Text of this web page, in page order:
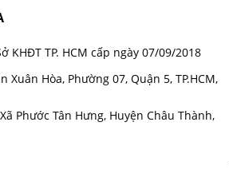
KHĐT TP. HCM cấp ngày 07/09/2018
Xuân Hòa, Phường 07, Quận 5, TP.HCM,
Phước Tân Hưng, Huyện Châu Thành,